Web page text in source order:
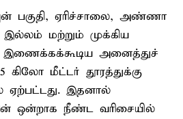
பகுதி, ஏரிச்சாலை, அண்ணா
இல்லம் மற்றும் முக்கிய
இணைக்கக்கூடிய அனைத்துச்
கிலோ மீட்டர் தூரத்துக்கு
ஏற்பட்டது. இதனால்
ஒன்றாக நீண்ட வரிசையில்